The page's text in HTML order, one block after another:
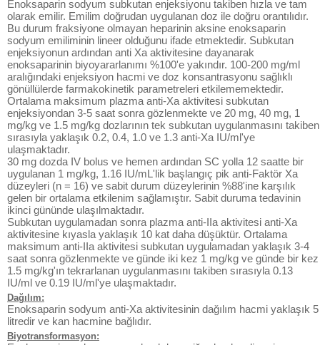
Enoksaparin sodyum subkutan enjeksiyonu takiben hızla ve tam
olarak emilir. Emilim doğrudan uygulanan doz ile doğru orantılıdır.
Bu durum fraksiyone olmayan heparinin aksine enoksaparin
sodyum emiliminin lineer olduğunu ifade etmektedir. Subkutan
enjeksiyonun ardından anti Xa aktivitesine dayanarak
enoksaparinin biyoyararlanımı %100'e yakındır. 100-200 mg/ml
aralığındaki enjeksiyon hacmi ve doz konsantrasyonu sağlıklı
gönüllülerde farmakokinetik parametreleri etkilememektedir.
Ortalama maksimum plazma anti-Xa aktivitesi subkutan
enjeksiyondan 3-5 saat sonra gözlenmekte ve 20 mg, 40 mg, 1
mg/kg ve 1.5 mg/kg dozlarının tek subkutan uygulanmasını takiben
sırasıyla yaklaşık 0.2, 0.4, 1.0 ve 1.3 anti-Xa IU/ml'ye
ulaşmaktadır.
30 mg dozda IV bolus ve hemen ardından SC yolla 12 saatte bir
uygulanan 1 mg/kg, 1.16 IU/mL'lik başlangıç pik anti-Faktör Xa
düzeyleri (n = 16) ve sabit durum düzeylerinin %88'ine karşılık
gelen bir ortalama etkilenim sağlamıştır. Sabit duruma tedavinin
ikinci gününde ulaşılmaktadır.
Subkutan uygulamadan sonra plazma anti-IIa aktivitesi anti-Xa
aktivitesine kıyasla yaklaşık 10 kat daha düşüktür. Ortalama
maksimum anti-IIa aktivitesi subkutan uygulamadan yaklaşık 3-4
saat sonra gözlenmekte ve günde iki kez 1 mg/kg ve günde bir kez
1.5 mg/kg'ın tekrarlanan uygulanmasını takiben sırasıyla 0.13
IU/ml ve 0.19 IU/ml'ye ulaşmaktadır.
Dağılım:
Enoksaparin sodyum anti-Xa aktivitesinin dağılım hacmi yaklaşık 5
litredir ve kan hacmine bağlıdır.
Biyotransformasyon: